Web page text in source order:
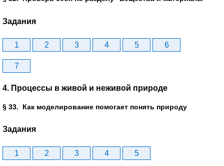
Задания
1 2 3 4 5 6
7
4. Процессы в живой и неживой природе
§ 33. Как моделирование помогает понять природу
Задания
1 2 3 4 5